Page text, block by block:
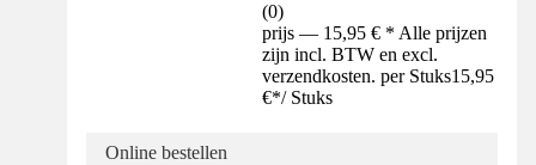
(0)
prijs — 15,95 € * Alle prijzen
zijn incl. BTW en excl.
verzendkosten. per Stuks15,95
€*/ Stuks
Online bestellen